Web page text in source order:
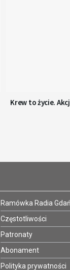
Krew to życie.
Ramówka Radia
Częstotliwości
Patronaty
Abonament
Polityka prywatności